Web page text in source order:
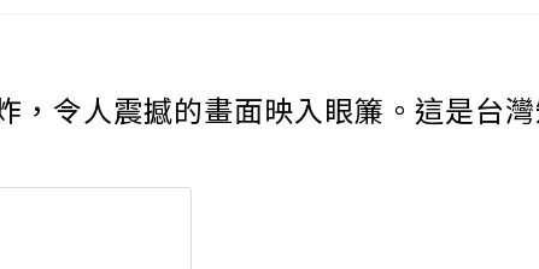
，令人震撼的畫面映入眼簾。這是台